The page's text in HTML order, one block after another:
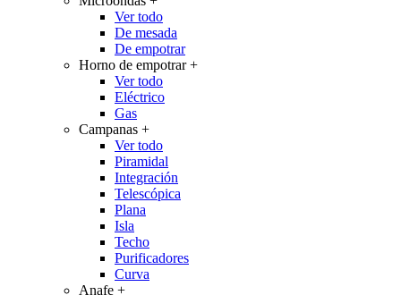
Ver todo
De mesada
De empotrar
Horno de empotrar+
Ver todo
Eléctrico
Gas
Campanas +
Ver todo
Piramidal
Integración
Telescópica
Plana
Isla
Techo
Purificadores
Curva
Anafe +